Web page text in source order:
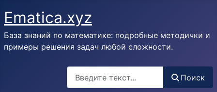
Ematica.xyz
База знаний по математике: подробные методички и
примеры решения задач любой сложности.
Поиск